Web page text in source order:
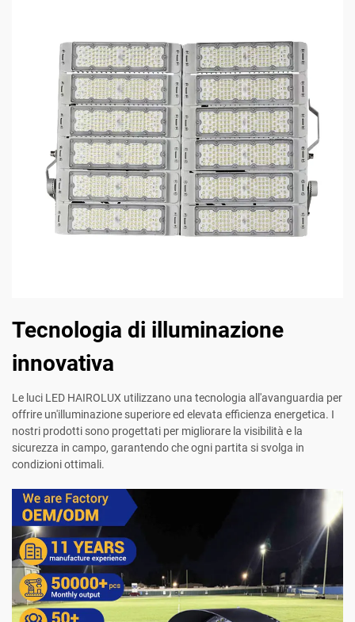
Tecnologia di illuminazione
innovativa
Le luci LED HAIROLUX utilizzano una tecnologia all'avanguardia per
offrire un'illuminazione superiore ed elevata efficienza energetica. I
nostri prodotti sono progettati per migliorare la visibilità e la
sicurezza in campo, garantendo che ogni partita si svolga in
condizioni ottimali.